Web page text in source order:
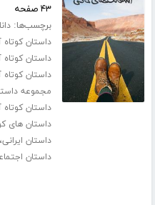
۴۳ صفحه
برچسب‌ها:
داستان
داستان
داستان
مجموعه
داستان
داستان های
داستان ایرانی
داستان